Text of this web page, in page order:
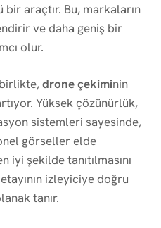
araçtır. Bu, markaların
ve daha geniş bir
olur.
drone çekiminin
Yüksek çözünürlük,
sistemleri sayesinde,
görseller elde
şekilde tanıtılmasını
izleyiciye doğru
tanır.